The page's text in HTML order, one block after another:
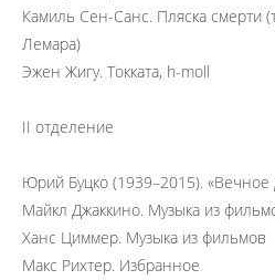
Камиль Сен-Санс. Пляска смерти
Лемара)
Эжен Жигу. Токката, h-moll
II отделение
Юрий Буцко (1939–2015).
Майкл Джаккино. Музыка из
Ханс Циммер. Музыка из фильмов
Макс Рихтер. Избранное